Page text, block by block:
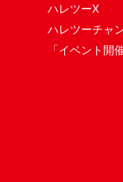
ハレツーX
ハレツーチャ
「イベント開